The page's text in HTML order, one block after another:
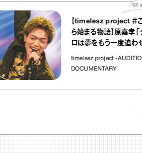
【timelesz project ＃ここか
ら始まる物語】原嘉孝「タイプ
ロは夢をもう一度追わせてく
れた場所」
timelesz project -AUDITION-
DOCUMENTARY
articles